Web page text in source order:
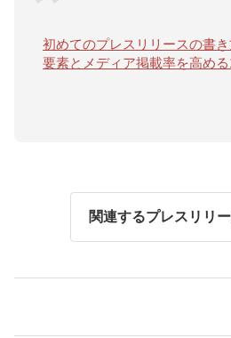
初めてのプレスリリースの書
要素とメディア掲載率を高め
関連するプレスリリ